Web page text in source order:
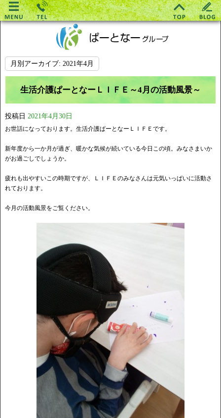
月別アーカイブ: 2021年4月
生活介護ぱーとなーＬＩＦＥ～4月の活動風景～
投稿日 2021年4月30日
お世話になっております。生活介護ぱーとなーＬＩＦＥです。
新年度から一か月が過ぎ、暖かな気候が続いている今日この頃。みなさまいか
がお過ごしでしょうか。
疲れも出やすいこの時期ですが、ＬＩＦＥのみなさんは元気いっぱいに活動さ
れております。
今月の活動風景をご覧ください。